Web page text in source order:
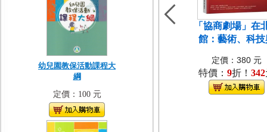
幼兒園教保活動課程大
綱
定價：100 元
「協商劇場」在
館：藝術、科技
定價：380 元
特價： 9折！ 342